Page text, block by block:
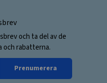
och ta del av de
och rabatterna.
Prenumerera